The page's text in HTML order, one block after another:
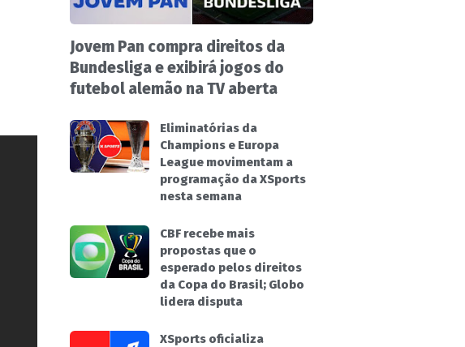
Jovem Pan compra direitos da
Bundesliga e exibirá jogos do
futebol alemão na TV aberta
Eliminatórias da
Champions e Europa
League movimentam a
programação da XSports
nesta semana
CBF recebe mais
propostas que o
esperado pelos direitos
da Copa do Brasil; Globo
lidera disputa
XSports oficializa